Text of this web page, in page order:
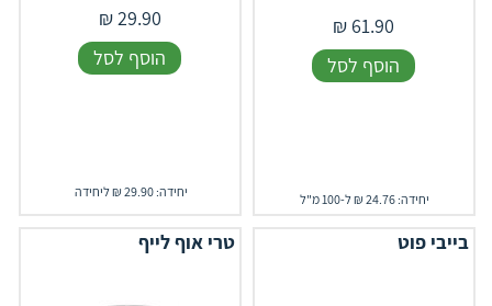
61.90
₪
הוסף לסל
יחידה: 24.76 ₪ ל-100 מ"ל
29.90
₪
הוסף לסל
יחידה: 29.90 ₪ ליחידה
בייבי פוט טרי אוף לייף